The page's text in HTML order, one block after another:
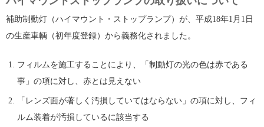
補助制動灯（ハイマウント・ストップランプ）が、平成18年1月1日
の生産車輌（初年度登録）から義務化されました。
フィルムを施工することにより、「制動灯の光の色は赤である
事」の項に対し、赤とは見えない
「レンズ面が著しく汚損していてはならない」の項に対し、フィ
ルム装着が汚損しているに該当する